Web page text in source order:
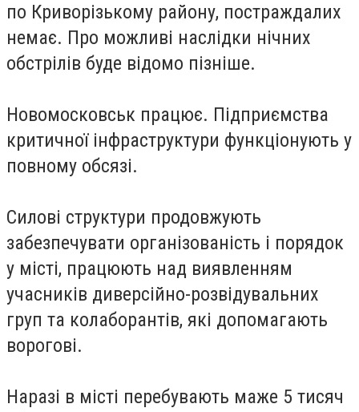
по Криворізькому району, постраждалих
немає. Про можливі наслідки нічних
обстрілів буде відомо пізніше.
Новомосковськ працює. Підприємства
критичної інфраструктури функціонують у
повному обсязі.
Силові структури продовжують
забезпечувати організованість і порядок
у місті, працюють над виявленням
учасників диверсійно-розвідувальних
груп та колаборантів, які допомагають
ворогові.
Наразі в місті перебувають маже 5 тисяч